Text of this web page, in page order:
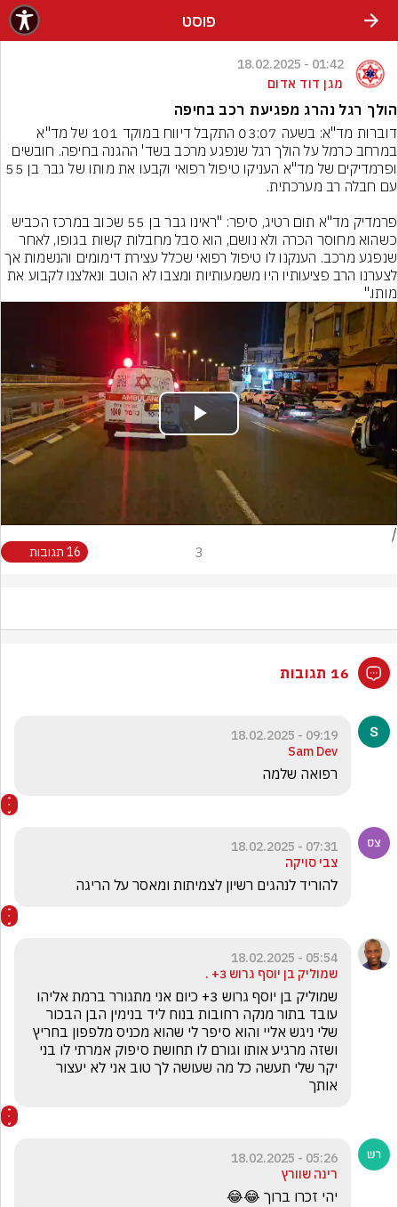
פוסט
01:42 - 18.02.2025
מגן דוד אדום
הולך רגל נהרג מפגיעת רכב בחיפה
כשהוא מחוסר הכרה ולא נושם, הוא סבל מחבלות קשות בגופו, לאחר
שנפגע מרכב. הענקנו לו טיפול רפואי שכלל עצירת דימומים והנשמות אך
לצערנו הרב פציעותיו היו משמעותיות ומצבו לא הוטב ונאלצנו לקבוע את
מותו."
Play
/
3 16 תגובות
16 תגובות
09:19 - 18.02.2025
Sam Dev
רפואה שלמה
07:31 - 18.02.2025
צבי סויקה
להוריד לנהגים רשיון לצמיתות ומאסר על הריגה
05:54 - 18.02.2025
‏שמוליק בן יוסף ‏גרוש ‎+3 .
אותך
05:26 - 18.02.2025
רינה שוורץ
יהי זכרו ברוך 😂😂